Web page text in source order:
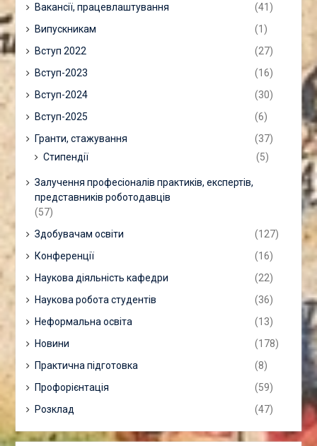
Вакансії, працевлаштування
(41)
Випускникам
(1)
Вступ 2022
(27)
Вступ-2023
(16)
Вступ-2024
(30)
Вступ-2025
(6)
Гранти, стажування
(37)
Стипендії
(5)
Залучення професіоналів практиків, експертів,
представників роботодавців
(57)
Здобувачам освіти
(127)
Конференції
(16)
Наукова діяльність кафедри
(22)
Наукова робота студентів
(36)
Неформальна освіта
(13)
Новини
(178)
Практична підготовка
(8)
Профорієнтація
(59)
Розклад
(47)